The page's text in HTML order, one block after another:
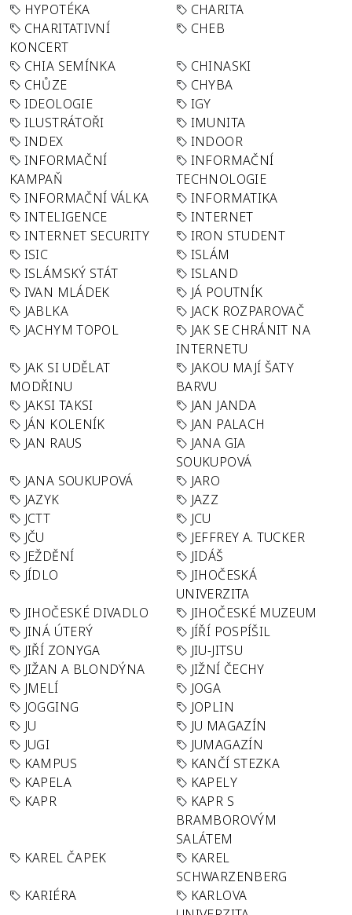
HYPOTÉKA
CHARITA
CHARITATIVNÍ
KONCERT
CHEB
CHIA SEMÍNKA
CHINASKI
CHŮZE
CHYBA
IDEOLOGIE
IGY
ILUSTRÁTOŘI
IMUNITA
INDEX
INDOOR
INFORMAČNÍ
KAMPAŇ
INFORMAČNÍ
TECHNOLOGIE
INFORMAČNÍ VÁLKA
INFORMATIKA
INTELIGENCE
INTERNET
INTERNET SECURITY
IRON STUDENT
ISIC
ISLÁM
ISLÁMSKÝ STÁT
ISLAND
IVAN MLÁDEK
JÁ POUTNÍK
JABLKA
JACK ROZPAROVAČ
JACHYM TOPOL
JAK SE CHRÁNIT NA
INTERNETU
JAK SI UDĚLAT
MODŘINU
JAKOU MAJÍ ŠATY
BARVU
JAKSI TAKSI
JAN JANDA
JÁN KOLENÍK
JAN PALACH
JAN RAUS
JANA GIA
SOUKUPOVÁ
JANA SOUKUPOVÁ
JARO
JAZYK
JAZZ
JCTT
JCU
JČU
JEFFREY A. TUCKER
JEŽDĚNÍ
JIDÁŠ
JÍDLO
JIHOČESKÁ
UNIVERZITA
JIHOČESKÉ DIVADLO
JIHOČESKÉ MUZEUM
JINÁ ÚTERÝ
JÍŘÍ POSPÍŠIL
JIŘÍ ZONYGA
JIU-JITSU
JIŽAN A BLONDÝNA
JIŽNÍ ČECHY
JMELÍ
JOGA
JOGGING
JOPLIN
JU
JU MAGAZÍN
JUGI
JUMAGAZÍN
KAMPUS
KANČÍ STEZKA
KAPELA
KAPELY
KAPR
KAPR S
BRAMBOROVÝM
SALÁTEM
KAREL ČAPEK
KAREL
SCHWARZENBERG
KARIÉRA
KARLOVA